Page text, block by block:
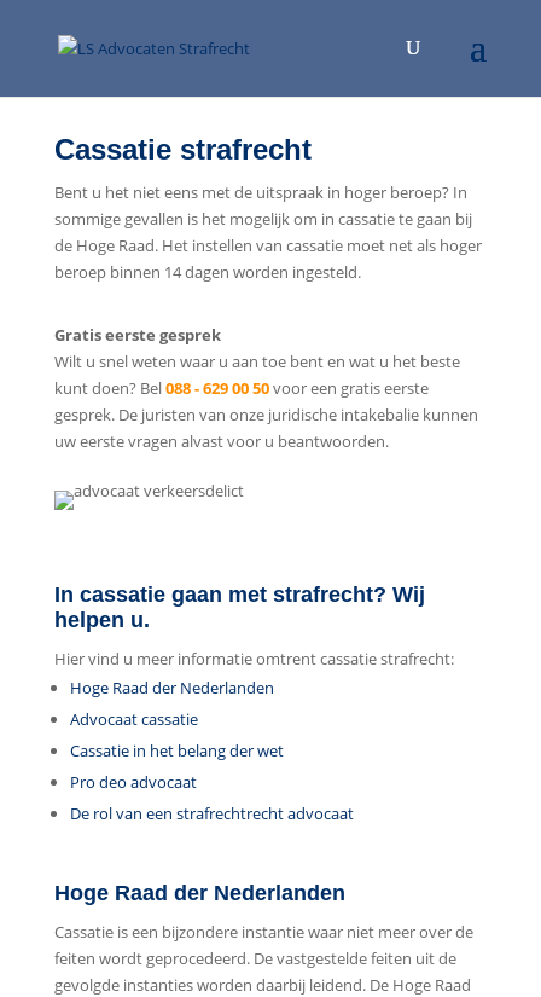
Cassatie strafrecht
Bent u het niet eens met de uitspraak in hoger beroep? In
sommige gevallen is het mogelijk om in cassatie te gaan bij
de Hoge Raad. Het instellen van cassatie moet net als hoger
beroep binnen 14 dagen worden ingesteld.
Gratis eerste gesprek
Wilt u snel weten waar u aan toe bent en wat u het beste
kunt doen? Bel088 - 629 00 50voor een gratis eerste
gesprek. De juristen van onze juridische intakebalie kunnen
uw eerste vragen alvast voor u beantwoorden.
In cassatie gaan met strafrecht? Wij
helpen u.
Hier vind u meer informatie omtrent cassatie strafrecht:
Hoge Raad der Nederlanden
Advocaat cassatie
Cassatie in het belang der wet
Pro deo advocaat
De rol van een strafrechtrecht advocaat
Hoge Raad der Nederlanden
Cassatie is een bijzondere instantie waar niet meer over de
feiten wordt geprocedeerd. De vastgestelde feiten uit de
gevolgde instanties worden daarbij leidend. De Hoge Raad